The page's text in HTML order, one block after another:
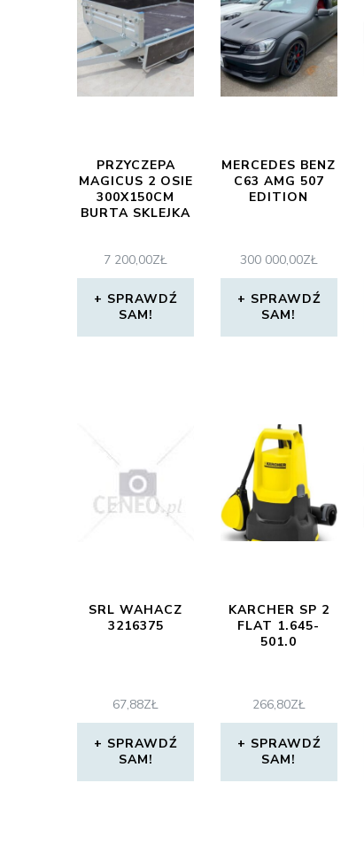
PRZYCZEPA
MAGICUS 2 OSIE
300X150CM
BURTA SKLEJKA
7 200,00ZŁ
SPRAWDŹ
SAM!
MERCEDES BENZ
C63 AMG 507
EDITION
300 000,00ZŁ
SPRAWDŹ
SAM!
SRL WAHACZ
3216375
67,88ZŁ
SPRAWDŹ
SAM!
KARCHER SP 2
FLAT 1.645-
501.0
266,80ZŁ
SPRAWDŹ
SAM!